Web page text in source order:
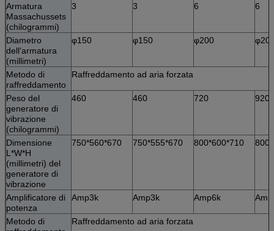
Armatura
Massachussets
(chilogrammi)
3 3 6 6
Diametro
dell'armatura
(millimetri)
φ150 φ150 φ200
Metodo di
raffreddamento
Raffreddamento ad aria forzata
Peso del
generatore di
vibrazione
(chilogrammi)
460 460 720 920
Dimensione
L*W*H
(millimetri) del
generatore di
vibrazione
750*560*670 750*555*670 800*600*710
Amplificatore di
potenza
Amp3k Amp3k Amp6k
Metodo di
Raffreddamento ad aria forzata